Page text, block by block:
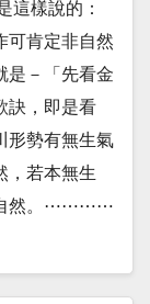
這樣說的：
可肯定非自然
是－「先看金
訣，即是看
形勢有無生氣
，若本無生
自然。⋯⋯⋯⋯